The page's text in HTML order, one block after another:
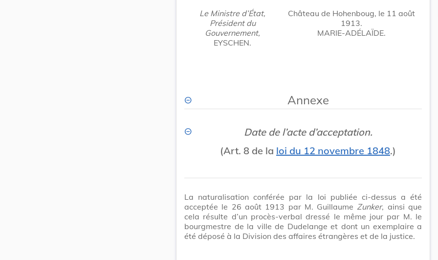
Le Ministre d’État,
Président du
Gouvernement,
EYSCHEN.
Château de Hohenboug, le 11 août
1913.
MARIE-ADÉLAÏDE.
Annexe
Date de l’acte d’acceptation.
(Art. 8 de la loi du 12 novembre 1848.)
La naturalisation conférée par la loi publiée ci-dessus a été
acceptée le 26 août 1913 par M. Guillaume Zunker, ainsi que
cela résulte d’un procès-verbal dressé le même jour par M. le
bourgmestre de la ville de Dudelange et dont un exemplaire a
été déposé à la Division des affaires étrangères et de la justice.